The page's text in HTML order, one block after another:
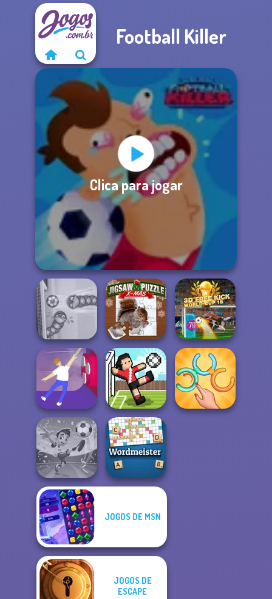
Football Killer
Clica para jogar
Soccer Snakes
Jigsaw Puzzle
XMas
3D Free Kick
World Cup 18
Balance It Soccer Random
Football
Superstars 2024
JOGOS DE MSN
JOGOS DE
ESCAPE